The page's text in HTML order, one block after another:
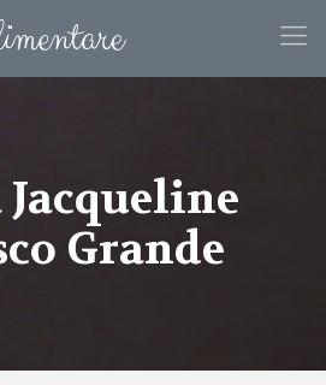
Jacqueline
Grande